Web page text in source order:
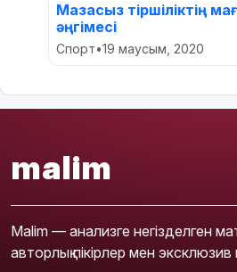
Мазасыз тіршіліктің
әңгімесі
Спорт•19 маусым, 2020
malim
Malim — анализге негізделген
авторлық пікірлер мен